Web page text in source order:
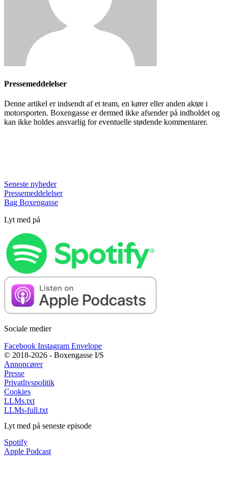
Pressemeddelelser
Denne artikel er indsendt af et team, en kører eller anden aktør i
motorsporten. Boxengasse er dermed ikke afsender på indholdet og
kan ikke holdes ansvarlig for eventuelle stødende kommentarer.
Seneste nyheder
Pressemeddelelser
Bag Boxengasse
Lyt med på
Sociale medier
Facebook Instagram Envelope
© 2018-2026 - Boxengasse I/S
Annoncører
Presse
Privatlivspolitik
Cookies
LLMs.txt
LLMs-full.txt
Lyt med på seneste episode
Spotify
Apple Podcast